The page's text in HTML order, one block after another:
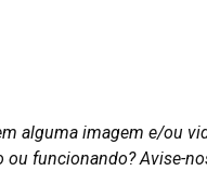
alguma imagem e/ou
ou funcionando? Avise-